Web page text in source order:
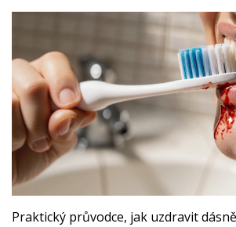
Praktický průvodce, jak uzdravit